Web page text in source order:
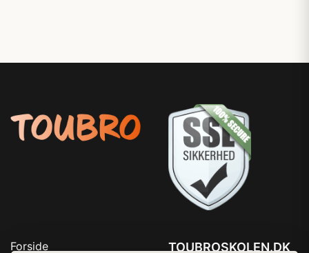
Forside TOUBROSKOLEN.DK